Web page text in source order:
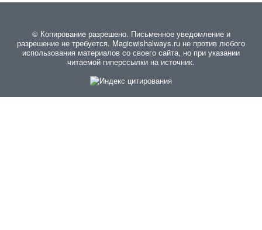
© Копирование разрешено. Письменное уведомление и
разрешение не требуется. Magicwishalways.ru не против любого
использования материалов со своего сайта, но при указании
читаемой гиперссылки на источник.